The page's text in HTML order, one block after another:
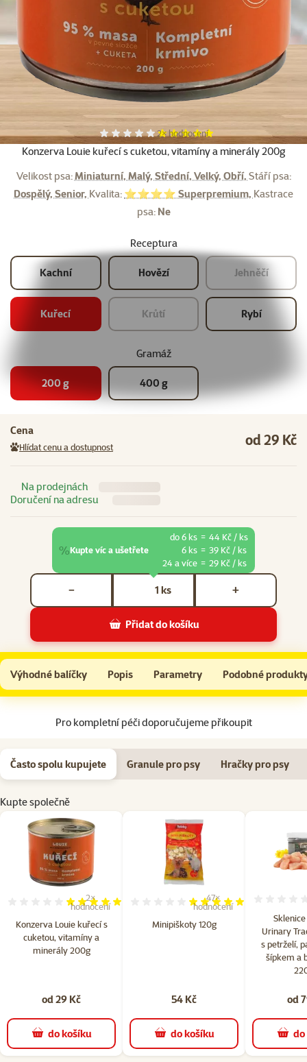
Konzerva Louie kuřecí s cuketou, vitamíny a minerály 200g
Hodnocení 100%, počet hodnocení:
2×hodnocení
Velikost psa:Miniaturní, Malý, Střední, Velký, Obří, Stáří psa:
Dospělý, Senior, Kvalita: ⭐⭐⭐⭐ Superpremium, Kastrace
psa: Ne
Receptura
Kachní Hovězí Jehněčí
Kuřecí Krůtí Rybí
Gramáž
200 g 400 g
Cena
Hlídat cenu a dostupnost od 29 Kč
Na prodejnách
Doručení na adresu
ks
− +
%Kupte víc a ušetřete
do 6 ks = 44 Kč / ks
6 ks = 39 Kč / ks
24 a více = 29 Kč / ks
Přidat do košíku
Konzerva Louie kuřecí s cuketou, vitamíny a minerály 200g
Do košíku
Výhodné balíčky Popis Parametry Podobné
Na začátek stránky
Pro kompletní péči doporučujeme přikoupit
Často spolu kupujete Granule pro psy Hračky pro psy
Kupte společně
Konzerva Louie kuřecí s
cuketou, vitamíny a
minerály 200g
Hodnocení 100%, počet hodnocení: 2
2×
hodnocení
od 29 Kč
do košíku
Minipiškoty 120g
Hodnocení 98%, počet
47×
hodnocení
54 Kč
do košíku
Urinary
s petrželí,
šípkem a
od